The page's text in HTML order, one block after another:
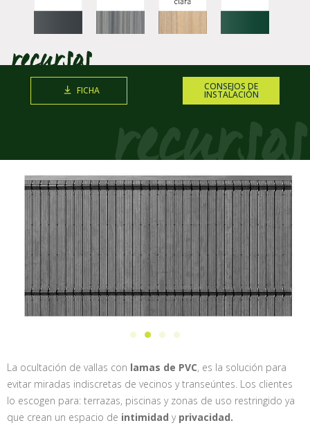
La ocultación de vallas con lamas de PVC, es la solución para
evitar miradas indiscretas de vecinos y transeúntes. Los clientes
lo escogen para: terrazas, piscinas y zonas de uso restringido ya
que crean un espacio de intimidad y privacidad.
FICHA CONSEJOS DE
INSTALACIÓN